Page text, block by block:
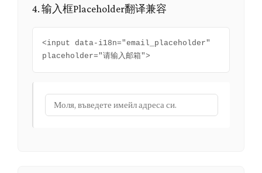
4. 输入框Placeholder翻译兼容
<input data-i18n="email_placeholder"
placeholder="请输入邮箱">